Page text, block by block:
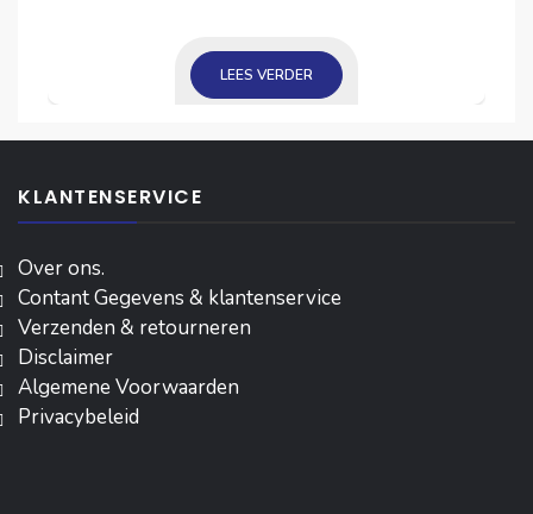
LEES VERDER
KLANTENSERVICE
Over ons.
Contant Gegevens & klantenservice
Verzenden & retourneren
Disclaimer
Algemene Voorwaarden
Privacybeleid